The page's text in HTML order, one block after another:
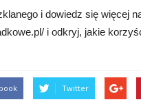
i dowiedz się więcej
i odkryj, jakie
Twitter